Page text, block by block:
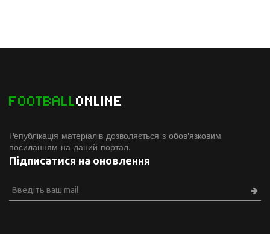
FOOTBALLONLINE
Републікація матеріалів дозволяється з обов'язковим
посиланням на даний портал.
Підписатися на оновлення